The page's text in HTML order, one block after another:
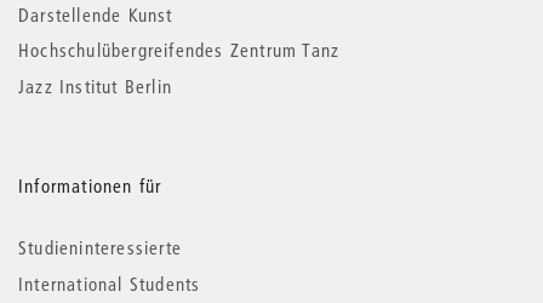
Darstellende Kunst
Hochschulübergreifendes Zentrum Tanz
Jazz Institut Berlin
Informationen für
Studieninteressierte
International Students